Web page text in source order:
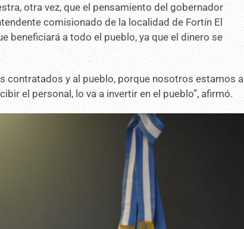
otra vez, que el pensamiento del gobernador
comisionado de la localidad de Fortín El
beneficiará a todo el pueblo, ya que el dinero se
contratados y al pueblo, porque nosotros estamos a
el personal, lo va a invertir en el pueblo”, afirmó.